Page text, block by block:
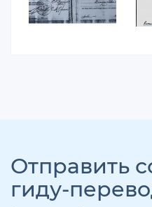
Отправить
гиду-